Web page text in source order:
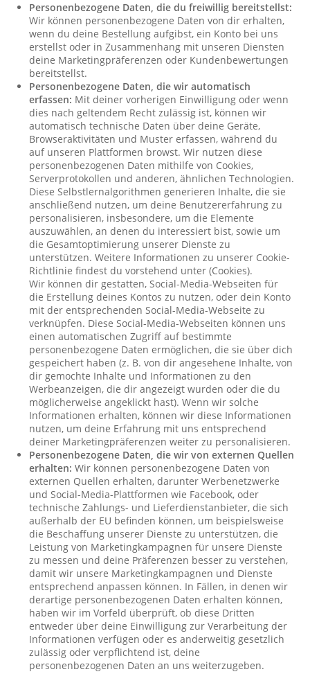
Personenbezogene Daten, die du freiwillig bereitstellst:
Wir können personenbezogene Daten von dir erhalten,
wenn du deine Bestellung aufgibst, ein Konto bei uns
erstellst oder in Zusammenhang mit unseren Diensten
deine Marketingpräferenzen oder Kundenbewertungen
bereitstellst.
Personenbezogene Daten, die wir automatisch
erfassen: Mit deiner vorherigen Einwilligung oder wenn
dies nach geltendem Recht zulässig ist, können wir
automatisch technische Daten über deine Geräte,
Browseraktivitäten und Muster erfassen, während du
auf unseren Plattformen browst. Wir nutzen diese
personenbezogenen Daten mithilfe von Cookies,
Serverprotokollen und anderen, ähnlichen Technologien.
Diese Selbstlernalgorithmen generieren Inhalte, die sie
anschließend nutzen, um deine Benutzererfahrung zu
personalisieren, insbesondere, um die Elemente
auszuwählen, an denen du interessiert bist, sowie um
die Gesamtoptimierung unserer Dienste zu
unterstützen. Weitere Informationen zu unserer Cookie-
Richtlinie findest du vorstehend unter (Cookies).
Wir können dir gestatten, Social-Media-Webseiten für
die Erstellung deines Kontos zu nutzen, oder dein Konto
mit der entsprechenden Social-Media-Webseite zu
verknüpfen. Diese Social-Media-Webseiten können uns
einen automatischen Zugriff auf bestimmte
personenbezogene Daten ermöglichen, die sie über dich
gespeichert haben (z. B. von dir angesehene Inhalte, von
dir gemochte Inhalte und Informationen zu den
Werbeanzeigen, die dir angezeigt wurden oder die du
möglicherweise angeklickt hast). Wenn wir solche
Informationen erhalten, können wir diese Informationen
nutzen, um deine Erfahrung mit uns entsprechend
deiner Marketingpräferenzen weiter zu personalisieren.
Personenbezogene Daten, die wir von externen Quellen
erhalten: Wir können personenbezogene Daten von
externen Quellen erhalten, darunter Werbenetzwerke
und Social-Media-Plattformen wie Facebook, oder
technische Zahlungs- und Lieferdienstanbieter, die sich
außerhalb der EU befinden können, um beispielsweise
die Beschaffung unserer Dienste zu unterstützen, die
Leistung von Marketingkampagnen für unsere Dienste
zu messen und deine Präferenzen besser zu verstehen,
damit wir unsere Marketingkampagnen und Dienste
entsprechend anpassen können. In Fällen, in denen wir
derartige personenbezogenen Daten erhalten können,
haben wir im Vorfeld überprüft, ob diese Dritten
entweder über deine Einwilligung zur Verarbeitung der
Informationen verfügen oder es anderweitig gesetzlich
zulässig oder verpflichtend ist, deine
personenbezogenen Daten an uns weiterzugeben.